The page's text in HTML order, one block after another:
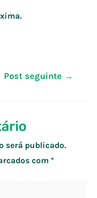
Post seguinte →
será publicado.
com *